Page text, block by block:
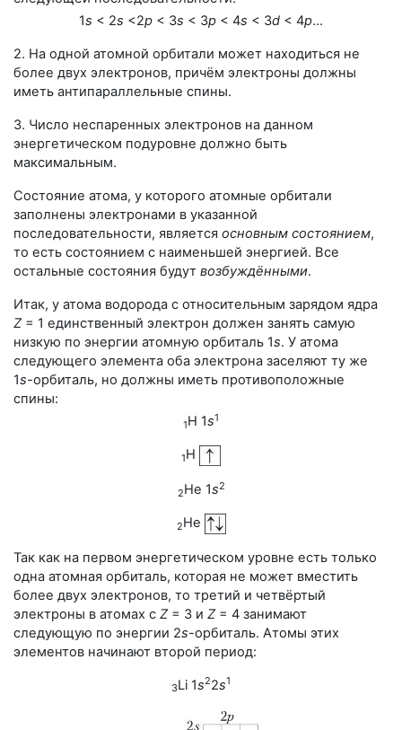
1s < 2s <2p < 3s < 3p < 4s < 3d < 4p…
2. На одной атомной орбитали может находиться не
более двух электронов, причём электроны должны
иметь антипараллельные спины.
3. Число неспаренных электронов на данном
энергетическом подуровне должно быть
максимальным.
Состояние атома, у которого атомные орбитали
заполнены электронами в указанной
последовательности, является основным состоянием,
то есть состоянием с наименьшей энергией. Все
остальные состояния будут возбуждёнными.
Итак, у атома водорода с относительным зарядом ядра
Z= 1 единственный электрон должен занять самую
низкую по энергии атомную орбиталь 1s. У атома
следующего элемента оба электрона заселяют ту же
1s-орбиталь, но должны иметь противоположные
спины:
1H 1s1
1H
2He 1s2
2He
Так как на первом энергетическом уровне есть только
одна атомная орбиталь, которая не может вместить
более двух электронов, то третий и четвёртый
электроны в атомах с Z= 3 и Z= 4 занимают
следующую по энергии 2s-орбиталь. Атомы этих
элементов начинают второй период:
3Li 1s22s1